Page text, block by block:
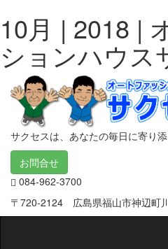
10月 | 2018 |
ションハウス
サクセスは、あなたの毎日に寄り
お問合せ
084-962-3700
〒720-2124 広島県福山市神辺町